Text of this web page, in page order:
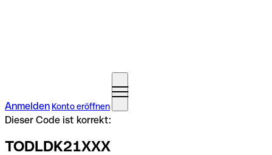
Anmelden Konto eröffnen
Dieser Code ist korrekt:
TODLDK21XXX